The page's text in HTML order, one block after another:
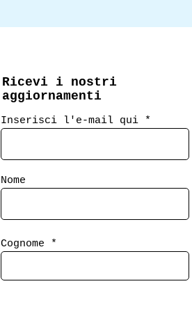
Ricevi i nostri
aggiornamenti
Inserisci l'e-mail qui
Nome
Cognome